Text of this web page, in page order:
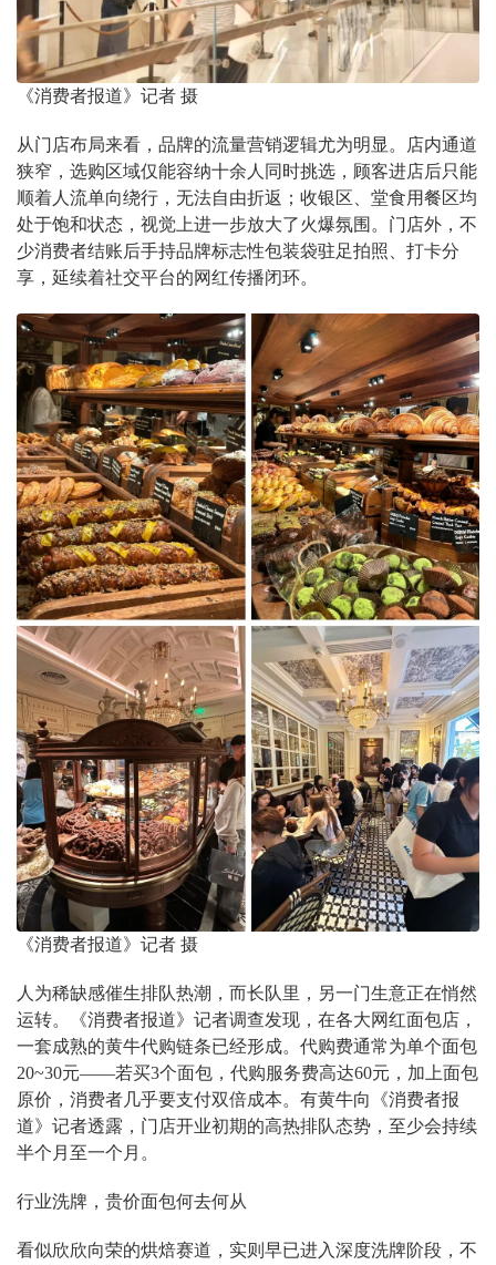
《消费者报道》记者 摄
从门店布局来看，品牌的流量营销逻辑尤为明显。店内通道
狭窄，选购区域仅能容纳十余人同时挑选，顾客进店后只能
顺着人流单向绕行，无法自由折返；收银区、堂食用餐区均
处于饱和状态，视觉上进一步放大了火爆氛围。门店外，不
少消费者结账后手持品牌标志性包装袋驻足拍照、打卡分
享，延续着社交平台的网红传播闭环。
《消费者报道》记者 摄
人为稀缺感催生排队热潮，而长队里，另一门生意正在悄然
运转。《消费者报道》记者调查发现，在各大网红面包店，
一套成熟的黄牛代购链条已经形成。代购费通常为单个面包
20~30元——若买3个面包，代购服务费高达60元，加上面包
原价，消费者几乎要支付双倍成本。有黄牛向《消费者报
道》记者透露，门店开业初期的高热排队态势，至少会持续
半个月至一个月。
行业洗牌，贵价面包何去何从
看似欣欣向荣的烘焙赛道，实则早已进入深度洗牌阶段，不